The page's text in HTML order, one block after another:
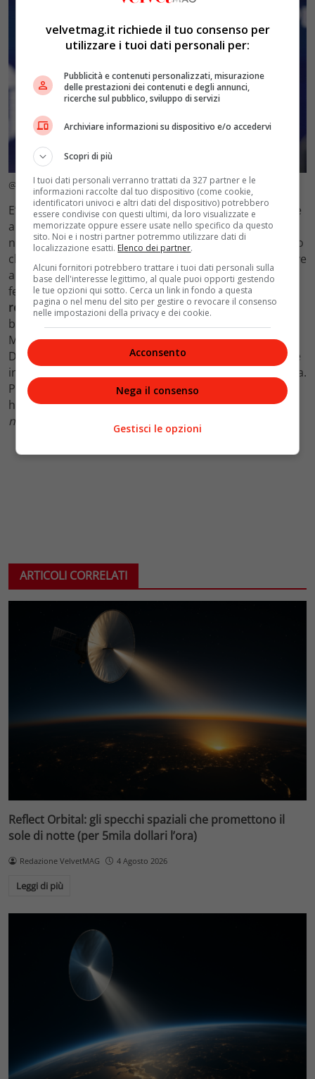
@Ansa – EPA/JASON SZENES
E’ capace di contenere la voglia di strafare. Sa riprovare
anche il colpo che non va, quando non va. Perché è
nelle sue corde, anche giocare con calma, con il servizio
che non trema quando il match lo richiede. Adesso deve
ancora guardare il suo angolo, Ferrero, lo sguardo
fermo del papà. Ma è più rituale, in questo tennista i
record di precocità profumano di dominio , anche nel
balzo di ranking ATP più grande (a pari merito con
Moya, Agassi e Sampras). Vincerà quanto Nadal,
Djokovic o Federer? Difficile. Difficile dirlo ora, anche se
iniziare presto aiuta. Di sicuro vola dritto in doppia cifra.
Perché è meno ondivago e altalenante degli altri che
hanno anni e partite in più. Per ora…bienvenido al
nuovo re del tennis! Que viva Alcaraz!
ARTICOLI CORRELATI
Reflect Orbital: gli specchi spaziali che promettono il
sole di notte (per 5mila dollari l’ora)
Redazione VelvetMAG 4 Agosto 2026
Leggi di più
velvetmag.it richiede il tuo consenso per
utilizzare i tuoi dati personali per:
Pubblicità e contenuti personalizzati, misurazione
delle prestazioni dei contenuti e degli annunci,
ricerche sul pubblico, sviluppo di servizi
Archiviare informazioni su dispositivo e/o accedervi
Scopri di più
I tuoi dati personali verranno trattati da 327 partner e le
informazioni raccolte dal tuo dispositivo (come cookie,
identificatori univoci e altri dati del dispositivo) potrebbero
essere condivise con questi ultimi, da loro visualizzate e
memorizzate oppure essere usate nello specifico da questo
sito. Noi e i nostri partner potremmo utilizzare dati di
localizzazione esatti. Elenco dei partner.
Alcuni fornitori potrebbero trattare i tuoi dati personali sulla
base dell'interesse legittimo, al quale puoi opporti gestendo
le tue opzioni qui sotto. Cerca un link in fondo a questa
pagina o nel menu del sito per gestire o revocare il consenso
nelle impostazioni della privacy e dei cookie.
Acconsento
Nega il consenso
Gestisci le opzioni